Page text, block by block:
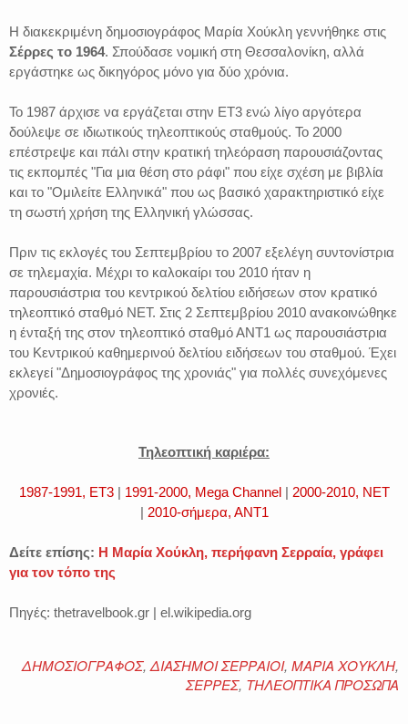
Η διακεκριμένη δημοσιογράφος Μαρία Χούκλη γεννήθηκε στις
Σέρρες το 1964. Σπούδασε νομική στη Θεσσαλονίκη, αλλά
εργάστηκε ως δικηγόρος μόνο για δύο χρόνια.
Το 1987 άρχισε να εργάζεται στην ΕΤ3 ενώ λίγο αργότερα
δούλεψε σε ιδιωτικούς τηλεοπτικούς σταθμούς. Το 2000
επέστρεψε και πάλι στην κρατική τηλεόραση παρουσιάζοντας
τις εκπομπές "Για μια θέση στο ράφι" που είχε σχέση με βιβλία
και το "Ομιλείτε Ελληνικά" που ως βασικό χαρακτηριστικό είχε
τη σωστή χρήση της Ελληνική γλώσσας.
Πριν τις εκλογές του Σεπτεμβρίου το 2007 εξελέγη συντονίστρια
σε τηλεμαχία. Μέχρι το καλοκαίρι του 2010 ήταν η
παρουσιάστρια του κεντρικού δελτίου ειδήσεων στον κρατικό
τηλεοπτικό σταθμό ΝΕΤ. Στις 2 Σεπτεμβρίου 2010 ανακοινώθηκε
η ένταξή της στον τηλεοπτικό σταθμό ΑΝΤ1 ως παρουσιάστρια
του Κεντρικού καθημερινού δελτίου ειδήσεων του σταθμού. Έχει
εκλεγεί "Δημοσιογράφος της χρονιάς" για πολλές συνεχόμενες
χρονιές.
Τηλεοπτική καριέρα:
1987-1991, ΕΤ3| 1991-2000, Mega Channel| 2000-2010, ΝΕΤ
| 2010-σήμερα, ΑΝΤ1
Δείτε επίσης: Η Μαρία Χούκλη, περήφανη Σερραία, γράφει
για τον τόπο της
Πηγές: thetravelbook.gr | el.wikipedia.org
ΔΗΜΟΣΙΟΓΡΑΦΟΣ, ΔΙΑΣΗΜΟΙ ΣΕΡΡΑΙΟΙ, ΜΑΡΙΑ ΧΟΥΚΛΗ,
ΣΕΡΡΕΣ, ΤΗΛΕΟΠΤΙΚΑ ΠΡΟΣΩΠΑ